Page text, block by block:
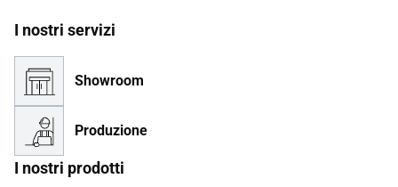
I nostri servizi
Showroom
Produzione
I nostri prodotti